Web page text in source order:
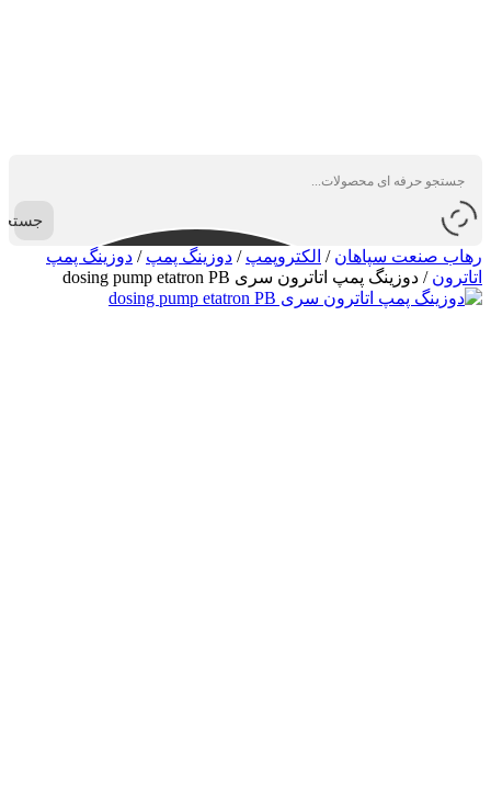
رهاب صنعت سپاهان / الکتروپمپ / دوزینگ پمپ / دوزینگ پمپ
اتاترون / دوزینگ پمپ اتاترون سری dosing pump etatron PB